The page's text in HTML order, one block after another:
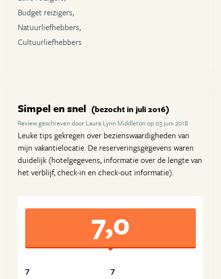
Budget reizigers,
Natuurliefhebbers,
Cultuurliefhebbers
Simpel en snel (bezocht in juli 2016)
Review geschreven door Laura Lynn Middleton op 03 juni 2018
Leuke tips gekregen over bezienswaardigheden van
mijn vakantielocatie. De reserveringsgegevens waren
duidelijk (hotelgegevens, informatie over de lengte van
het verblijf, check-in en check-out informatie).
7,0
7 7